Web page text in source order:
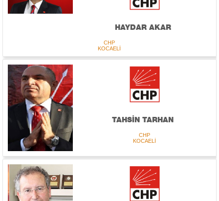
HAYDAR AKAR
CHP
KOCAELİ
TAHSİN TARHAN
CHP
KOCAELİ